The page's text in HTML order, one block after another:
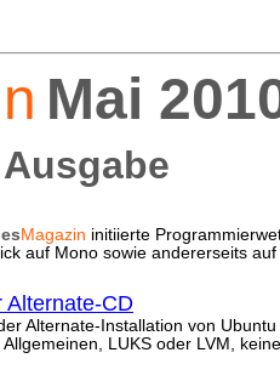
Mai
Magazin initiierte
auf Mono sowie andererseits
Alternate-CD
Alternate-Installation von
LUKS oder LVM,